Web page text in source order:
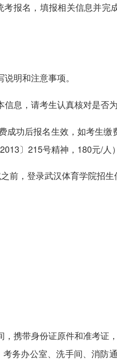
考报名，填报相关信息并
明和注意事项。
息，请考生认真核对是否
成功后报名生效，如考生
〕215号精神，180元/人）
前，登录武汉体育学院招生
携带身份证原件和准考证
务办公室、洗手间、消防